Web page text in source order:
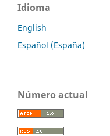
Idioma
English
Español (España)
Número actual